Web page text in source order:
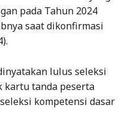
pada Tahun 2024
saat dikonfirmasi
lulus seleksi
kartu tanda peserta
kompetensi dasar